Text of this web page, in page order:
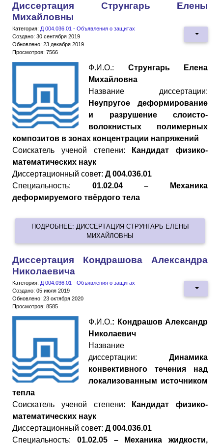
Диссертация Струнгарь Елены
Михайловны
Категория: Д 004.036.01 - Объявления о защитах
Создано: 30 сентября 2019
Обновлено: 23 декабря 2019
Просмотров: 7566
Ф.И.О.: Струнгарь Елена
Михайловна
Название диссертации:
Неупругое деформирование
и разрушение слоисто-
волокнистых полимерных
композитов в зонах концентрации напряжений
Cоискатель ученой степени:
Кандидат физико-
математических наук
Диссертационный совет: Д 004.036.01
Специальность: 01.02.04 – Механика
деформируемого твёрдого тела
ПОДРОБНЕЕ: ДИССЕРТАЦИЯ СТРУНГАРЬ ЕЛЕНЫ
МИХАЙЛОВНЫ
Диссертация Кондрашова Александра
Николаевича
Категория: Д 004.036.01 - Объявления о защитах
Создано: 05 июля 2019
Обновлено: 23 октября 2020
Просмотров: 8585
Ф.И.О.: Кондрашов Александр
Николаевич
Название
диссертации: Динамика
конвективного течения над
локализованным источником
тепла
Cоискатель ученой степени: Кандидат физико-
математических наук
Диссертационный совет: Д 004.036.01
Специальность: 01.02.05 – Механика жидкости,